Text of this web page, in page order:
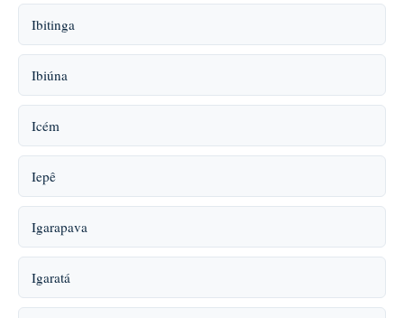
Ibitinga
Ibiúna
Icém
Iepê
Igarapava
Igaratá